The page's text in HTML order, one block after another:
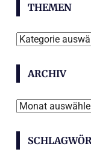
THEMEN
T
e
n
ARCHIV
A